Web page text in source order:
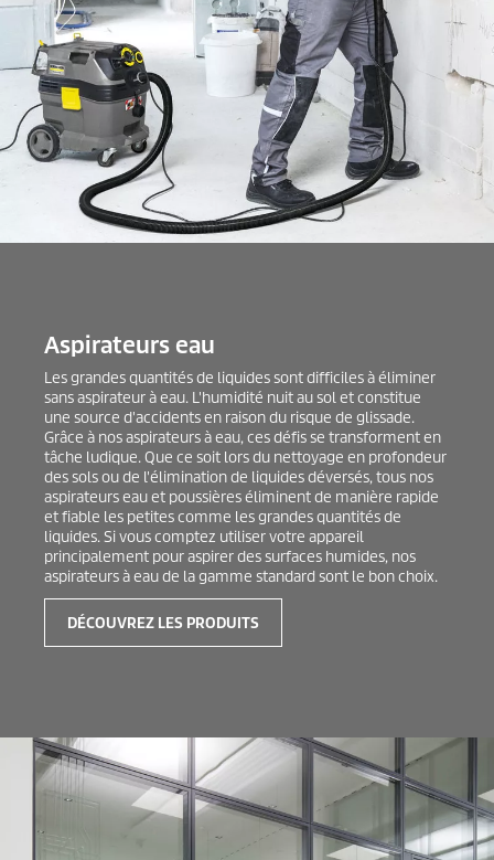
Aspirateurs eau
Les grandes quantités de liquides sont difficiles à éliminer
sans aspirateur à eau. L'humidité nuit au sol et constitue
une source d'accidents en raison du risque de glissade.
Grâce à nos aspirateurs à eau, ces défis se transforment en
tâche ludique. Que ce soit lors du nettoyage en profondeur
des sols ou de l'élimination de liquides déversés, tous nos
aspirateurs eau et poussières éliminent de manière rapide
et fiable les petites comme les grandes quantités de
liquides. Si vous comptez utiliser votre appareil
principalement pour aspirer des surfaces humides, nos
aspirateurs à eau de la gamme standard sont le bon choix.
DÉCOUVREZ LES PRODUITS